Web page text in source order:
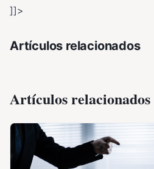
]]>
Artículos relacionados
Artículos relacionados